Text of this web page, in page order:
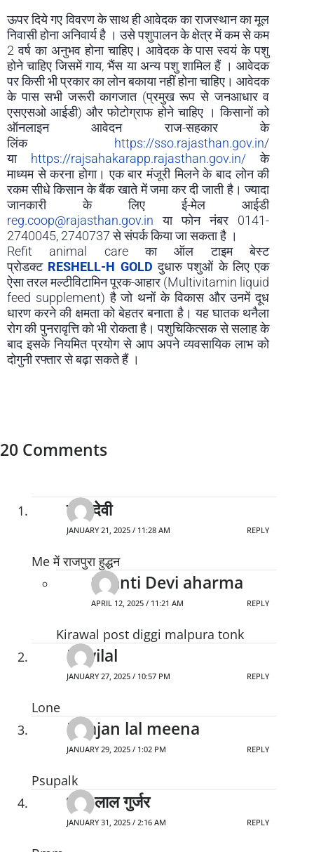
ऊपर दिये गए विवरण के साथ ही आवेदक का राजस्थान का मूल
निवासी होना अनिवार्य है । उसे पशुपालन के क्षेत्र में कम से कम
2 वर्ष का अनुभव होना चाहिए। आवेदक के पास स्वयं के पशु
होने चाहिए जिसमें गाय, भैंस या अन्य पशु शामिल हैं । आवेदक
पर किसी भी प्रकार का लोन बकाया नहीं होना चाहिए। आवेदक
के पास सभी जरूरी कागजात (प्रमुख रूप से जनआधार व
एसएसओ आईडी) और फोटोग्राफ होने चाहिए । किसानों को
ऑनलाइन आवेदन राज-सहकार के
लिंक https://sso.rajasthan.gov.in/
या https://rajsahakarapp.rajasthan.gov.in/ के
माध्यम से करना होगा। एक बार मंजूरी मिलने के बाद लोन की
रकम सीधे किसान के बैंक खाते में जमा कर दी जाती है। ज्यादा
जानकारी के लिए ई-मेल आईडी
reg.coop@rajasthan.gov.in या फोन नंबर 0141-
2740045, 2740737 से संपर्क किया जा सकता है ।
Refit animal care का ऑल टाइम बेस्ट
प्रोडक्ट RESHELL-H GOLD दुधारु पशुओं के लिए एक
ऐसा तरल मल्टीविटामिन पूरक-आहार (Multivitamin liquid
feed supplement) है जो थनों के विकास और उनमें दूध
धारण करने की क्षमता को बेहतर बनाता है। यह घातक थनैला
रोग की पुनरावृत्ति को भी रोकता है। पशुचिकित्सक से सलाह के
बाद इसके नियमित प्रयोग से आप अपने व्यवसायिक लाभ को
दोगुनी रफ्तार से बढ़ा सकते हैं ।
20 Comments
राजु देवी
JANUARY 21, 2025 / 11:28 AM REPLY
Me में राजपुरा हुद्धन
Shanti Devi aharma
APRIL 12, 2025 / 11:21 AM REPLY
Kirawal post diggi malpura tonk
Devilal
JANUARY 27, 2025 / 10:57 PM REPLY
Lone
Bhajan lal meena
JANUARY 29, 2025 / 1:02 PM REPLY
Psupalk
भंवर लाल गुर्जर
JANUARY 31, 2025 / 2:16 AM REPLY